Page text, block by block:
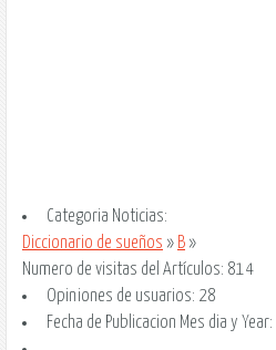
Categoria Noticias:
Diccionario de sueños » B »
Numero de visitas del Artículos: 814
Opiniones de usuarios: 28
Fecha de Publicacion Mes dia y Year: